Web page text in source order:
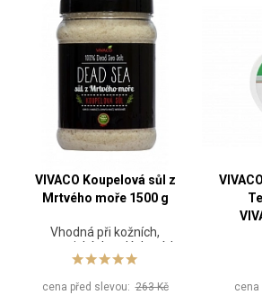
VIVACO Koupelová sůl z
Mrtvého moře 1500 g
Vhodná při kožních,
revmatických a dýchacích
problémech
cena před slevou:263 Kč